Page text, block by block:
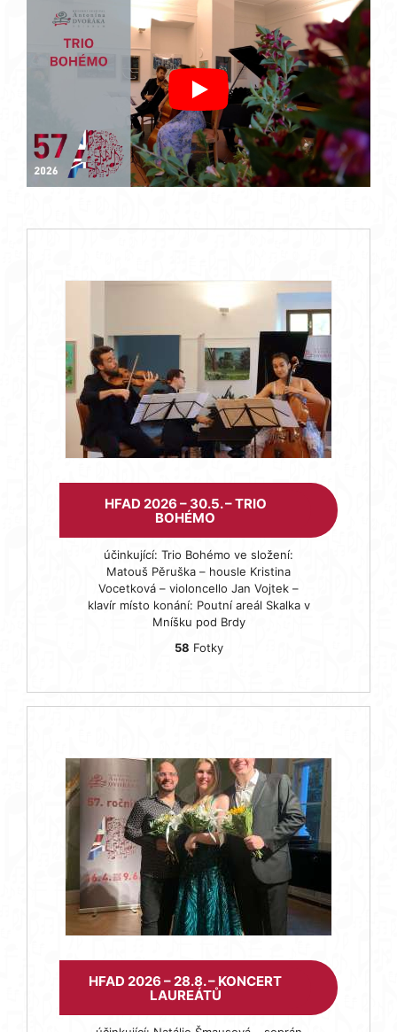
HFAD 2026 – 30.5. – TRIO
BOHÉMO
účinkující: Trio Bohémo ve složení:
Matouš Pěruška – housle Kristina
Vocetková – violoncello Jan Vojtek –
klavír místo konání: Poutní areál Skalka v
Mníšku pod Brdy
58 Fotky
HFAD 2026 – 28.8. – KONCERT
LAUREÁTŮ